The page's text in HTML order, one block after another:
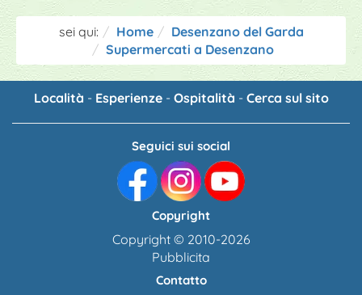
sei qui: Home
Desenzano del Garda
Supermercati a Desenzano
Località - Esperienze- Ospitalità - Cerca sul sito
Seguici sui social
Copyright
Copyright © 2010-2026
Pubblicita
Contatto